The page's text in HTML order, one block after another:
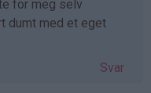
for meg selv
dumt med et eget
Svar